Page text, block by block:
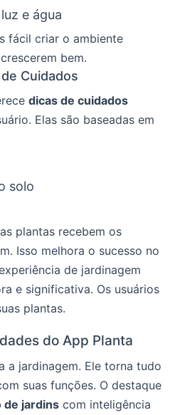
e água
fácil criar o ambiente
bem.
Cuidados
dicas de cuidados
Elas são baseadas em
solo
plantas recebem os
Isso melhora o sucesso no
de jardinagem
e significativa. Os usuários
plantas.
do App Planta
a jardinagem. Ele torna tudo
suas funções. O destaque
de jardins com inteligência